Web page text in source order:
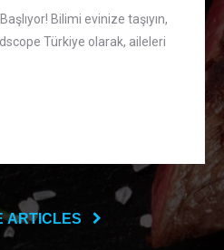
Bilimi evinize taşıyın,
Türkiye olarak, aileleri
ARTICLES